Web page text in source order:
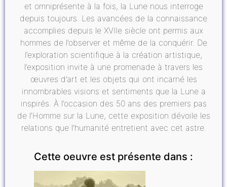
et omniprésente à la fois, la Lune nous interroge
depuis toujours. Les avancées de la connaissance
accomplies depuis le XVIIe siècle ont permis aux
hommes de l’observer et même de la conquérir. De
l’exploration scientifique à la création artistique,
l’exposition invite à une promenade à travers les
œuvres d’art et les objets qui ont incarné les
innombrables visions et sentiments que la Lune a
inspirés. À l’occasion des 50 ans des premiers pas
de l’Homme sur la Lune, cette exposition dévoile les
relations que l’humanité entretient avec cet astre.
Cette oeuvre est présente dans :